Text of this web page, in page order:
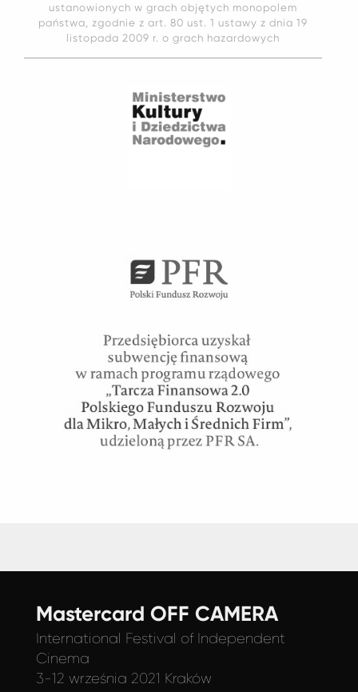
ustanowionych w grach objętych monopolem
państwa, zgodnie z art. 80 ust. 1 ustawy z dnia 19
listopada 2009 r. o grach hazardowych
Mastercard OFF CAMERA
International Festival of Independent
Cinema
3-12 września 2021 Kraków